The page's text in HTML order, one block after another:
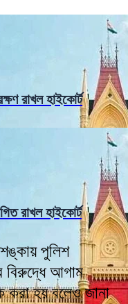
রাখল হাইকোর্ট
রাখল হাইকোর্ট
পুলিশ
বিরুদ্ধে আগাম
হয় বলেও জানা